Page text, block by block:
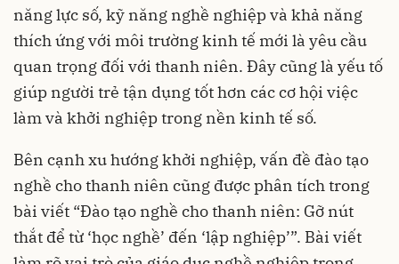
năng lực số, kỹ năng nghề nghiệp và khả năng
thích ứng với môi trường kinh tế mới là yêu cầu
quan trọng đối với thanh niên. Đây cũng là yếu tố
giúp người trẻ tận dụng tốt hơn các cơ hội việc
làm và khởi nghiệp trong nền kinh tế số.
Bên cạnh xu hướng khởi nghiệp, vấn đề đào tạo
nghề cho thanh niên cũng được phân tích trong
bài viết “Đào tạo nghề cho thanh niên: Gỡ nút
thắt để từ ‘học nghề’ đến ‘lập nghiệp’”. Bài viết